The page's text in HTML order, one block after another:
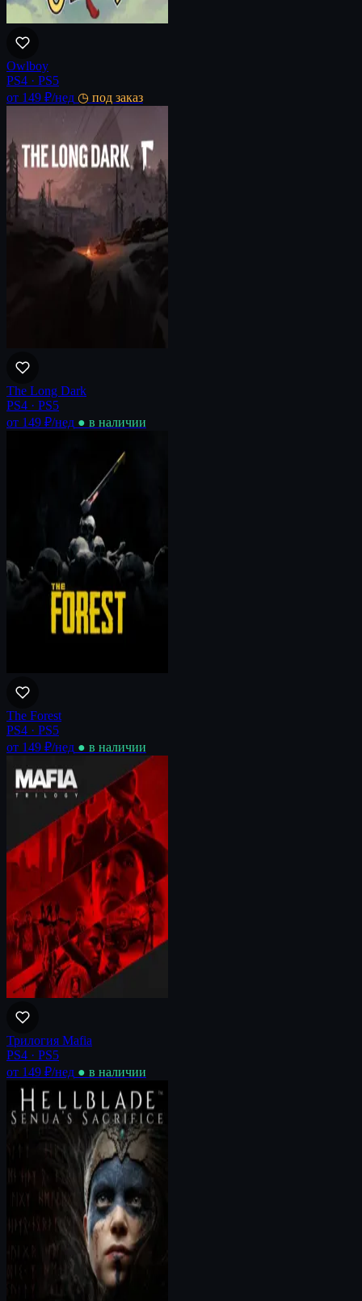
Owlboy
PS4 · PS5
от 149 ₽/нед ◷ под заказ
The Long Dark
PS4 · PS5
от 149 ₽/нед ● в наличии
The Forest
PS4 · PS5
от 149 ₽/нед ● в наличии
Трилогия Mafia
PS4 · PS5
от 149 ₽/нед ● в наличии